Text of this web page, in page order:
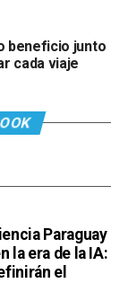
beneficio junto
cada viaje
Paraguay
la era de la IA:
el